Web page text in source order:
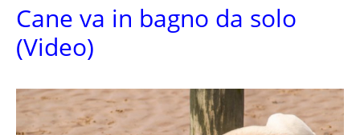
Cane va in bagno da solo
(Video)